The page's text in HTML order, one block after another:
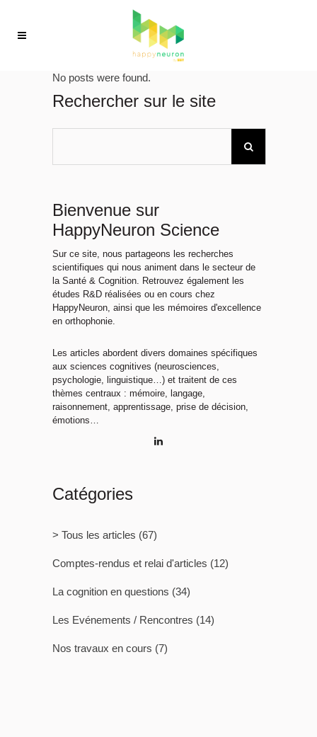
No posts were found.
Rechercher sur le site
Bienvenue sur
HappyNeuron Science
Sur ce site, nous partageons les recherches
scientifiques qui nous animent dans le secteur de
la Santé & Cognition. Retrouvez également les
études R&D réalisées ou en cours chez
HappyNeuron, ainsi que les mémoires d'excellence
en orthophonie.
Les articles abordent divers domaines spécifiques
aux sciences cognitives (neurosciences,
psychologie, linguistique…) et traitent de ces
thèmes centraux : mémoire, langage,
raisonnement, apprentissage, prise de décision,
émotions…
Catégories
> Tous les articles (67)
Comptes-rendus et relai d'articles (12)
La cognition en questions (34)
Les Evénements / Rencontres (14)
Nos travaux en cours (7)